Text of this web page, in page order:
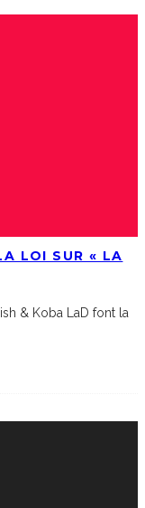
LOI SUR « LA
& Koba LaD font la